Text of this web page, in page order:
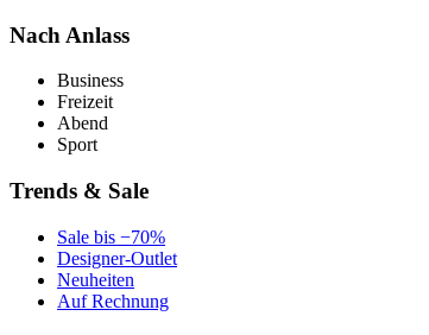
Nach Anlass
Business
Freizeit
Abend
Sport
Trends & Sale
Sale bis −70%
Designer-Outlet
Neuheiten
Auf Rechnung